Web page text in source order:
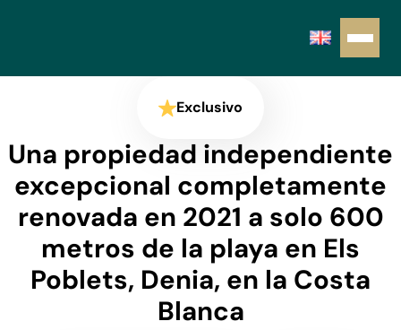
Exclusivo
Una propiedad independiente
excepcional completamente
renovada en 2021 a solo 600
metros de la playa en Els
Poblets, Denia, en la Costa
Blanca